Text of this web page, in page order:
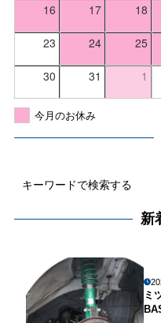
16 17 18
23 24 25
30 31 1
今月のお休み
新
ミ